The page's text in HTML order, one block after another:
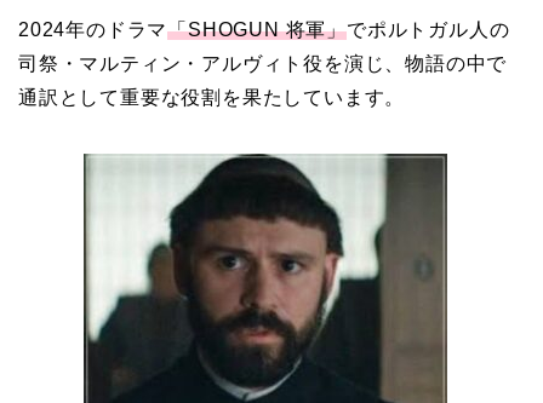
2024年のドラマ「SHOGUN 将軍」でポルトガル人の
司祭・マルティン・アルヴィト役を演じ、物語の中で
通訳として重要な役割を果たしています。